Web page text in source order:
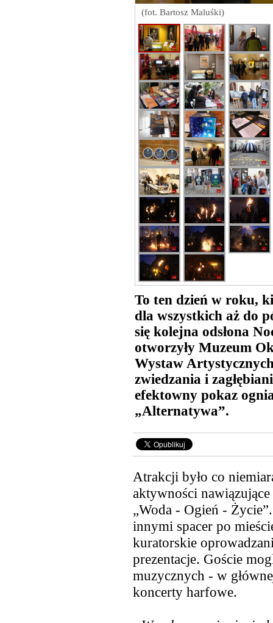
(fot. Bartosz Maluśki)
To ten dzień w roku,
dla wszystkich aż do
się kolejna odsłona
otworzyły Muzeum
Wystaw
zwiedzania i
efektowny pokaz
„Alternatywa”.
Atrakcji było co
aktywności
„Woda - Ogień -
innymi spacer po
kuratorskie
prezentacje. Goście
muzycznych - w
koncerty harfowe.